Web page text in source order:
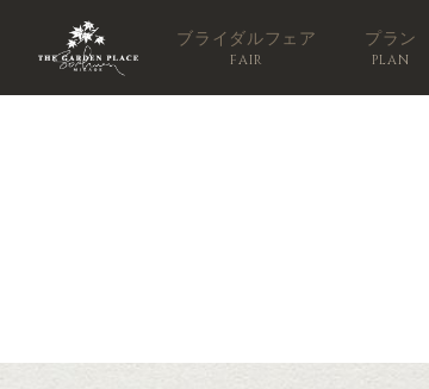
ブライダルフェア
FAIR
プラン
PLAN